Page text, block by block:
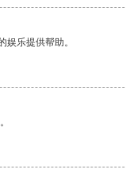
乐提供帮助。